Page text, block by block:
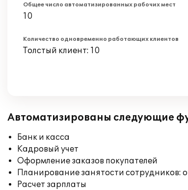
Общее число автоматизированных рабочих мест
10
Количество одновременно работающих клиентов
Толстый клиент: 10
Автоматизированы следующие
Банк и касса
Кадровый учет
Оформление заказов покупателей
Планирование занятости сотрудников:
Расчет зарплаты